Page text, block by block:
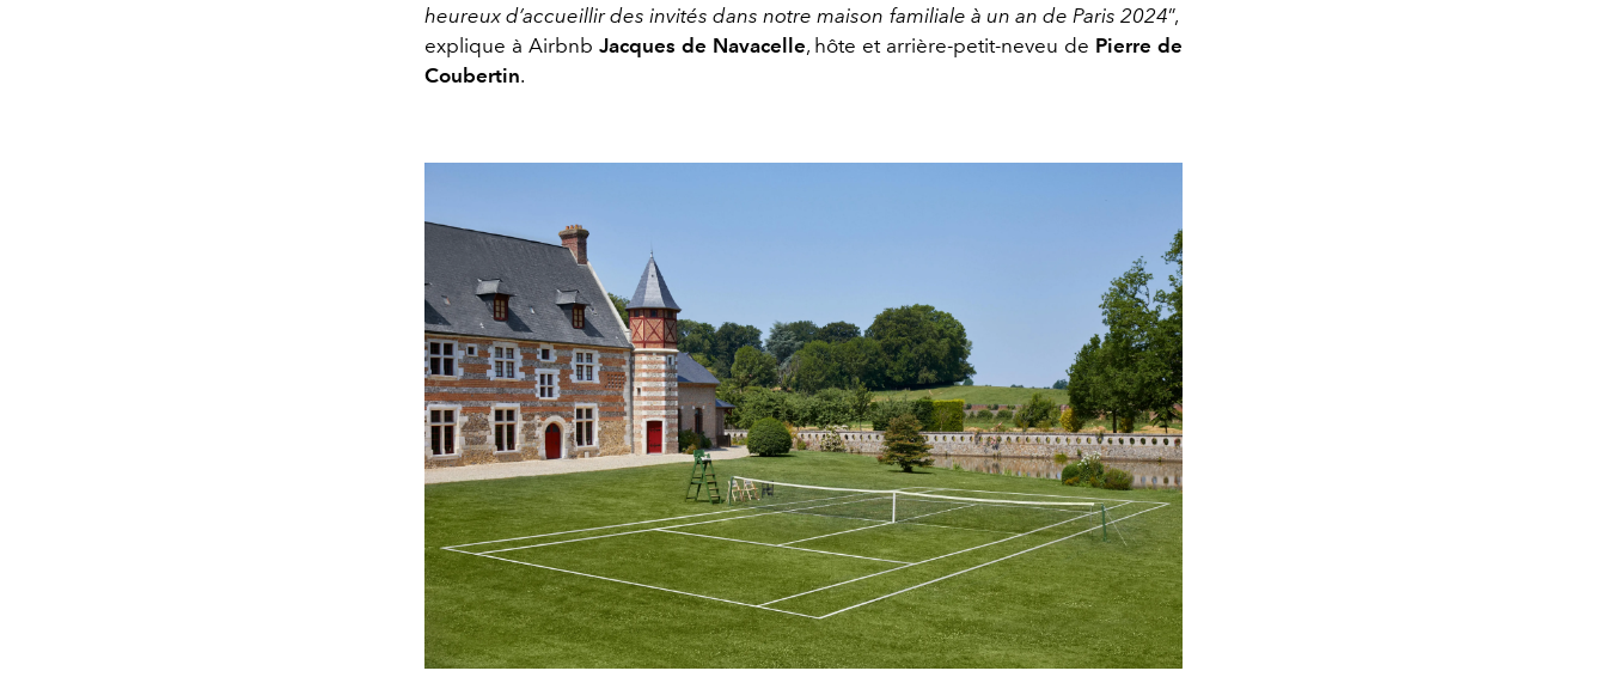
heureux d’accueillir des invités dans notre maison familiale à un an de Paris 2024”, ​
explique à Airbnb Jacques de Navacelle, hôte et arrière-petit-neveu de Pierre de
Coubertin.